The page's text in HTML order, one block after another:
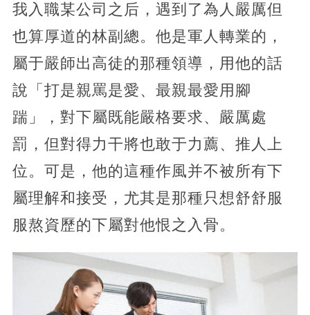
我入職某公司之后，遇到了為人嚴厲但
也算厚道的林副總。他是軍人轉業的，
屬于嚴師出高徒的那種領導，用他的話
說「打是親罵是愛、最親最愛用腳
踹」，對下屬既能嚴格要求、嚴厲處
罰，但對得力干將也敢于力薦、推人上
位。可是，他的這種作風并不被所有下
屬理解和接受，尤其是那種只想舒舒服
服熬資歷的下屬對他恨之入骨。